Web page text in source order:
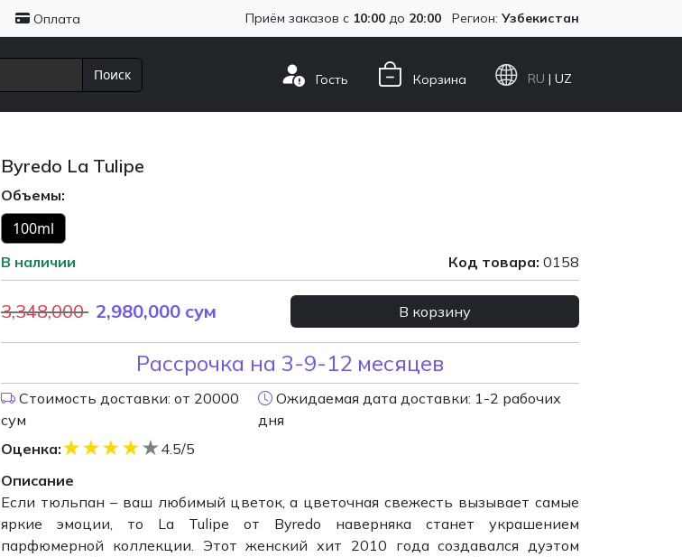
Оплата Приём заказов с 10:00 до 20:00 Регион: Узбекистан
Поиск Гость Корзина RU | UZ
Byredo La Tulipe
Объемы:
100ml
В наличии Код товара: 0158
3,348,000 2,980,000 сум В корзину
Рассрочка на 3-9-12 месяцев
Стоимость доставки: от 20000
сум
Ожидаемая дата доставки: 1-2 рабочих
дня
Оценка:
★
★
★
★
★
4.5/5
Описание
Если тюльпан – ваш любимый цветок, а цветочная свежесть вызывает самые
яркие эмоции, то La Tulipe от Byredo наверняка станет украшением
парфюмерной коллекции. Этот женский хит 2010 года создавался дуэтом